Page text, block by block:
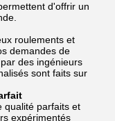
d'offrir un
roulements et
demandes de
des ingénieurs
sont faits sur
qualité parfaits et
expérimentés